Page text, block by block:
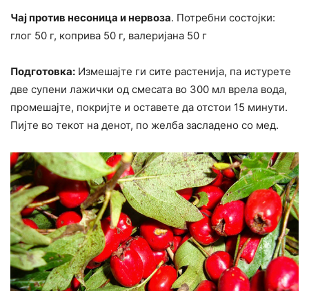
Чај против несоница и нервоза. Потребни состојки:
глог 50 г, коприва 50 г, валеријана 50 г
Подготовка: Измешајте ги сите растенија, па истурете
две супени лажички од смесата во 300 мл врела вода,
промешајте, покријте и оставете да отстои 15 минути.
Пијте во текот на денот, по желба засладено со мед.